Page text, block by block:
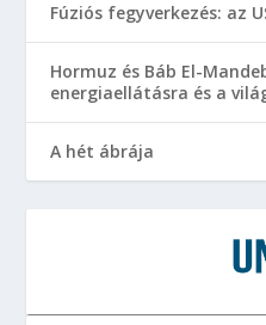
Fúziós fegyverkezés: az
Hormuz és Báb El-
energiaellátásra és a
A hét ábrája